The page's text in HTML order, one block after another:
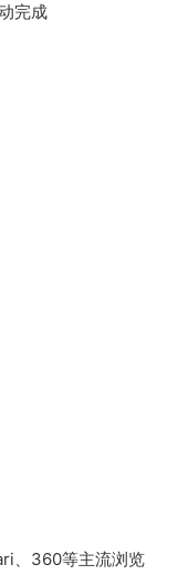
完成
、360等主流浏览